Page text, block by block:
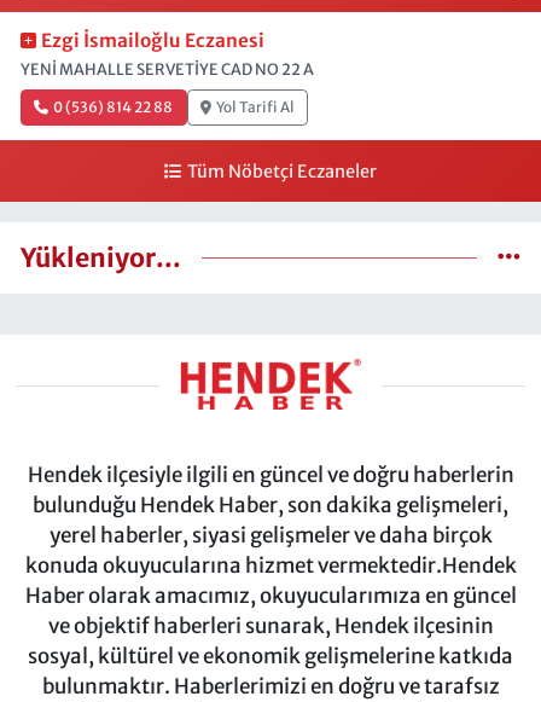
Ezgi İsmailoğlu Eczanesi
YENİ MAHALLE SERVETİYE CAD NO 22 A
0 (536) 814 22 88 Yol Tarifi Al
Tüm Nöbetçi Eczaneler
Yükleniyor...
Hendek ilçesiyle ilgili en güncel ve doğru haberlerin
bulunduğu Hendek Haber, son dakika gelişmeleri,
yerel haberler, siyasi gelişmeler ve daha birçok
konuda okuyucularına hizmet vermektedir.Hendek
Haber olarak amacımız, okuyucularımıza en güncel
ve objektif haberleri sunarak, Hendek ilçesinin
sosyal, kültürel ve ekonomik gelişmelerine katkıda
bulunmaktır. Haberlerimizi en doğru ve tarafsız